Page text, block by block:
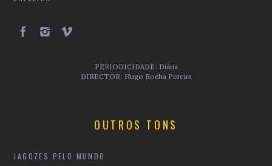
PERIODICIDADE: Diária
DIRECTOR: Hugo Rocha Pereira
OUTROS TONS
JAGOZES PELO MUNDO